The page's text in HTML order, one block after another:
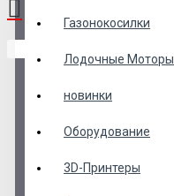
Газонокосилки
Лодочные Моторы
новинки
Оборудование
3D-Принтеры